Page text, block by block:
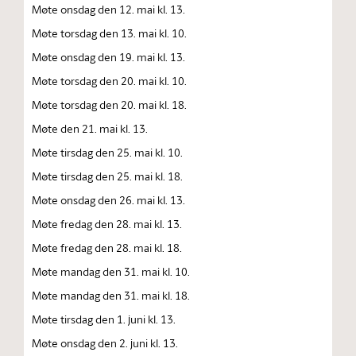
Møte onsdag den 12. mai kl. 13.
Møte torsdag den 13. mai kl. 10.
Møte onsdag den 19. mai kl. 13.
Møte torsdag den 20. mai kl. 10.
Møte torsdag den 20. mai kl. 18.
Møte den 21. mai kl. 13.
Møte tirsdag den 25. mai kl. 10.
Møte tirsdag den 25. mai kl. 18.
Møte onsdag den 26. mai kl. 13.
Møte fredag den 28. mai kl. 13.
Møte fredag den 28. mai kl. 18.
Møte mandag den 31. mai kl. 10.
Møte mandag den 31. mai kl. 18.
Møte tirsdag den 1. juni kl. 13.
Møte onsdag den 2. juni kl. 13.